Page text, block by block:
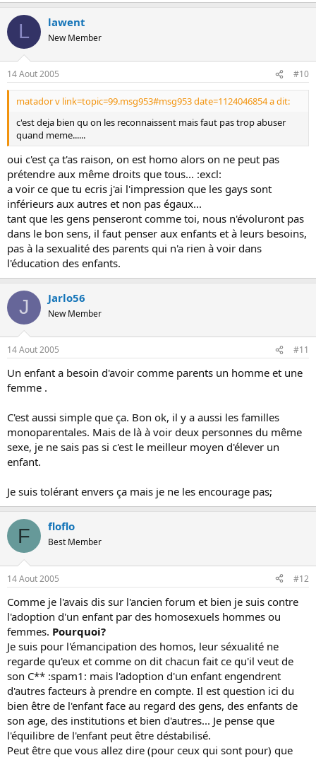
L lawent
New Member
14 Aout 2005 #10
matador v link=topic=99.msg953#msg953 date=1124046854 a dit:
c'est deja bien qu on les reconnaissent mais faut pas trop abuser
quand meme......
oui c'est ça t'as raison, on est homo alors on ne peut pas
prétendre aux même droits que tous... :excl:
a voir ce que tu ecris j'ai l'impression que les gays sont
inférieurs aux autres et non pas égaux...
tant que les gens penseront comme toi, nous n'évoluront pas
dans le bon sens, il faut penser aux enfants et à leurs besoins,
pas à la sexualité des parents qui n'a rien à voir dans
l'éducation des enfants.
J Jarlo56
New Member
14 Aout 2005 #11
Un enfant a besoin d'avoir comme parents un homme et une
femme .
C'est aussi simple que ça. Bon ok, il y a aussi les familles
monoparentales. Mais de là à voir deux personnes du même
sexe, je ne sais pas si c'est le meilleur moyen d'élever un
enfant.
Je suis tolérant envers ça mais je ne les encourage pas;
F floflo
Best Member
14 Aout 2005 #12
Comme je l'avais dis sur l'ancien forum et bien je suis contre
l'adoption d'un enfant par des homosexuels hommes ou
femmes. Pourquoi?
Je suis pour l'émancipation des homos, leur séxualité ne
regarde qu'eux et comme on dit chacun fait ce qu'il veut de
son C** :spam1: mais l'adoption d'un enfant engendrent
d'autres facteurs à prendre en compte. Il est question ici du
bien être de l'enfant face au regard des gens, des enfants de
son age, des institutions et bien d'autres... Je pense que
l'équilibre de l'enfant peut être déstabilisé.
Peut être que vous allez dire (pour ceux qui sont pour) que